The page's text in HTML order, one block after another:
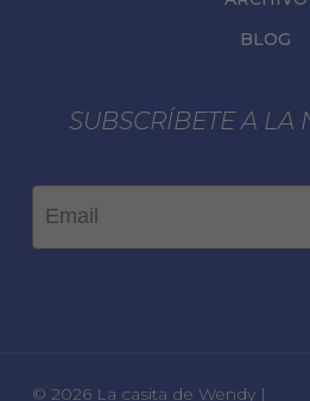
BLOG
SUBSCRÍBETE A LA
Email
© 2026 La casita de Wendy |